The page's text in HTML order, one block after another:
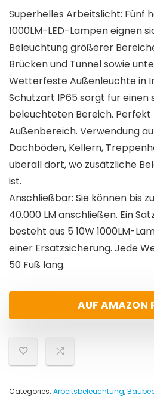
Superhelles Arbeitslicht: Fünf
1000LM-LED-Lampen eignen
Beleuchtung größerer
Brücken und Tunnel sowie
Wetterfeste Außenleuchte in
Schutzart IP65 sorgt für einen
beleuchteten Bereich.
Außenbereich. Verwendung
Dachböden, Kellern,
überall dort, wo zusätzliche
ist.
Anschließbar: Sie können bis
40.000 LM anschließen. Ein
besteht aus 5 10W 1000LM-
einer Ersatzsicherung. Jede
50 Fuß lang.
AUF AMAZON
Categories: Arbeitsbeleuchtung,